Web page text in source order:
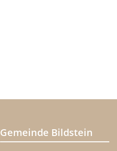
Gemeinde Bildstein